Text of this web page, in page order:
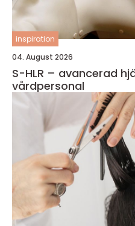
inspiration
04. August 2026
S-HLR – avancerad
vårdpersonal